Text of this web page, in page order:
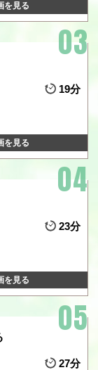
を見る
19分
を見る
23分
を見る
27分